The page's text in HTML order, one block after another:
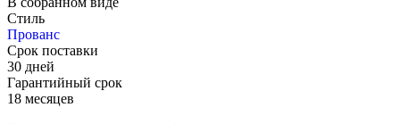
Стиль
Прованс
Срок поставки
30 дней
Гарантийный срок
18 месяцев